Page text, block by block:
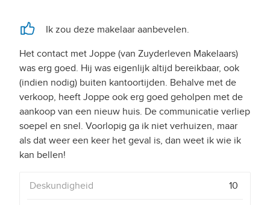
Ik zou deze makelaar aanbevelen.
Het contact met Joppe (van Zuyderleven Makelaars)
was erg goed. Hij was eigenlijk altijd bereikbaar, ook
(indien nodig) buiten kantoortijden. Behalve met de
verkoop, heeft Joppe ook erg goed geholpen met de
aankoop van een nieuw huis. De communicatie verliep
soepel en snel. Voorlopig ga ik niet verhuizen, maar
als dat weer een keer het geval is, dan weet ik wie ik
kan bellen!
Deskundigheid 10